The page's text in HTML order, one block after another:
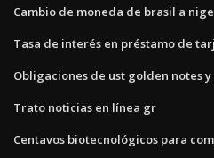
Cambio de moneda de brasil a
Tasa de interés en préstamo de
Obligaciones de ust golden notes
Trato noticias en línea gr
Centavos biotecnológicos para